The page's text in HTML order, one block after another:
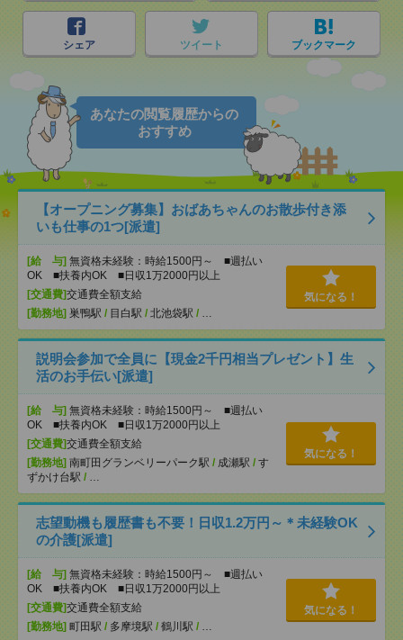
シェア ツイート ブックマーク
あなたの閲覧履歴からの
おすすめ
【オープニング募集】おばあちゃんのお散歩付き添
いも仕事の1つ[派遣]
[給 与] 無資格未経験：時給1500円～ ■週払い
OK ■扶養内OK ■日収1万2000円以上
[交通費]交通費全額支給
[勤務地] 巣鴨駅 / 目白駅 / 北池袋駅 / …
気になる！
説明会参加で全員に【現金2千円相当プレゼント】生
活のお手伝い[派遣]
[給 与] 無資格未経験：時給1500円～ ■週払い
OK ■扶養内OK ■日収1万2000円以上
[交通費]交通費全額支給
[勤務地] 南町田グランベリーパーク駅 / 成瀬駅 / す
ずかけ台駅 / …
気になる！
志望動機も履歴書も不要！日収1.2万円～＊未経験OK
の介護[派遣]
[給 与] 無資格未経験：時給1500円～ ■週払い
OK ■扶養内OK ■日収1万2000円以上
[交通費]交通費全額支給
[勤務地] 町田駅 / 多摩境駅 / 鶴川駅 / …
気になる！